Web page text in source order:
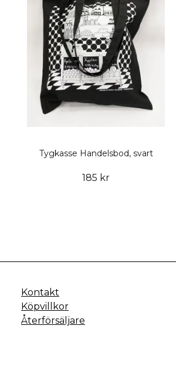
Tygkasse Handelsbod, svart
185 kr
Kontakt
Köpvillkor
Återförsäljare